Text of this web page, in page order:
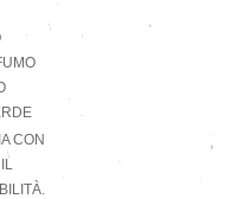
CON